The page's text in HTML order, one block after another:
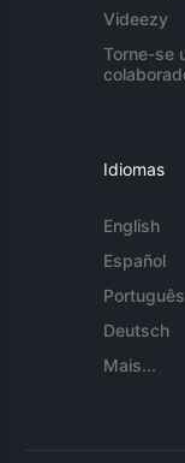
Videezy
Torne-se
Idiomas
English
Español
Português
Deutsch
Mais...